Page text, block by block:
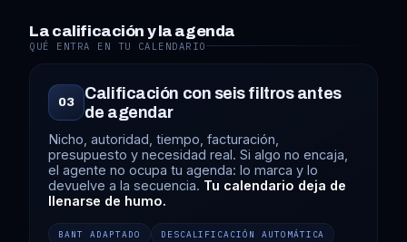
La calificación y la agenda
QUÉ ENTRA EN TU CALENDARIO
03
Calificación con seis filtros antes
de agendar
Nicho, autoridad, tiempo, facturación,
presupuesto y necesidad real. Si algo no encaja,
el agente no ocupa tu agenda: lo marca y lo
devuelve a la secuencia. Tu calendario deja de
llenarse de humo.
BANT ADAPTADO
DESCALIFICACIÓN AUTOMÁTICA